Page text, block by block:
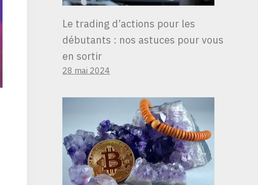
Le trading d’actions pour les
débutants : nos astuces pour vous
en sortir
28 mai 2024